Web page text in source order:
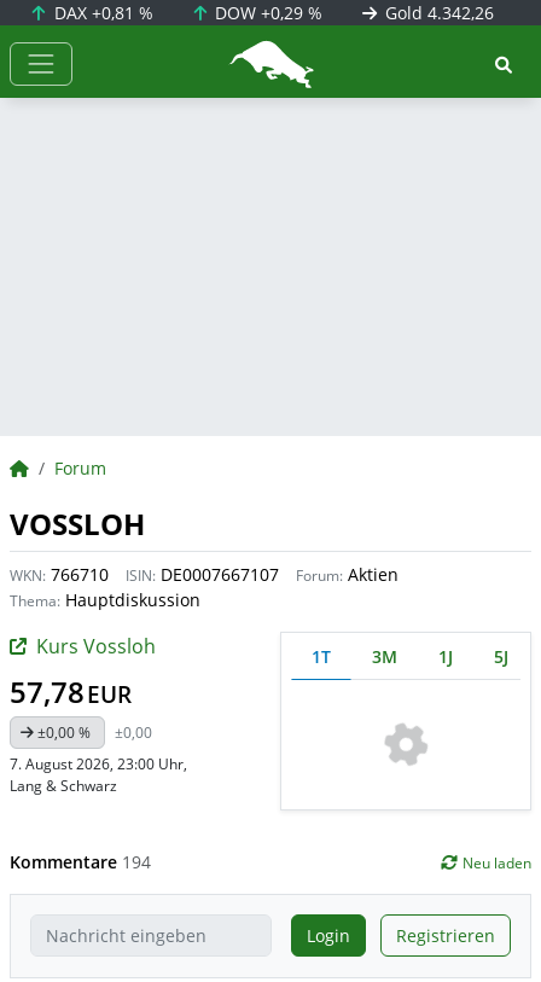
DAX +0,81 % DOW+0,29 % Gold 4.342,26
BörsenNEWS.de
BörsenNEWS.de
Forum
VOSSLOH
WKN: 766710 ISIN: DE0007667107 Forum: Aktien
Thema: Hauptdiskussion
Kurs Vossloh
57,78EUR
±0,00 %
±0,00
7. August 2026, 23:00 Uhr,
Lang & Schwarz
1T 3M 1J 5J
Kommentare 194 Neu laden
Login Registrieren